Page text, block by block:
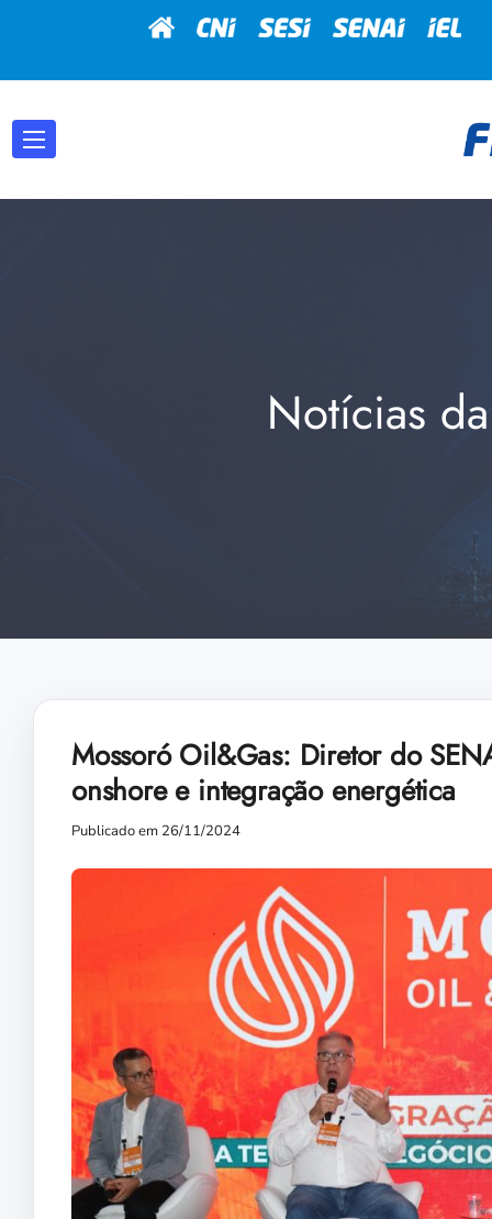
Notícias
Mossoró Oil&Gas: Diretor do
onshore e integração energética
Publicado em 26/11/2024